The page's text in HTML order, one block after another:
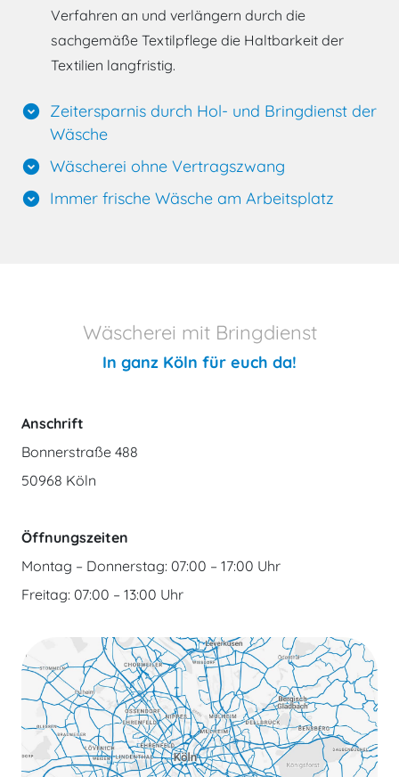
Verfahren an und verlängern durch die
sachgemäße Textilpflege die Haltbarkeit der
Textilien langfristig.
expand_circle_down Zeitersparnis durch Hol- und Bringdienst der
Wäsche
expand_circle_down Wäscherei ohne Vertragszwang
expand_circle_down Immer frische Wäsche am Arbeitsplatz
Wäscherei mit Bringdienst
In ganz Köln für euch da!
Anschrift
Bonnerstraße 488
50968 Köln
Öffnungszeiten
Montag – Donnerstag: 07:00 – 17:00 Uhr
Freitag: 07:00 – 13:00 Uhr